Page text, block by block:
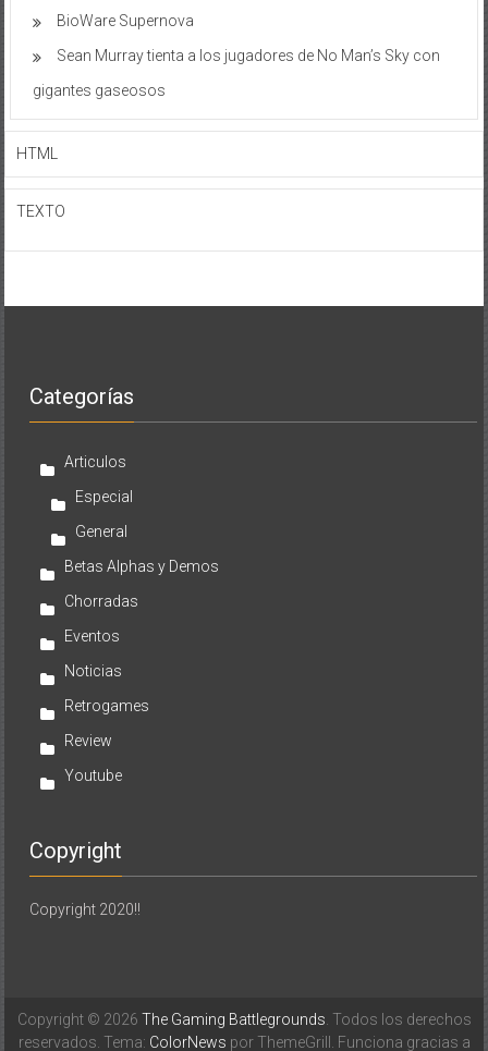
BioWare Supernova
Sean Murray tienta a los jugadores de No Man’s Sky con
gigantes gaseosos
HTML
TEXTO
Categorías
Articulos
Especial
General
Betas Alphas y Demos
Chorradas
Eventos
Noticias
Retrogames
Review
Youtube
Copyright
Copyright 2020!!
Copyright © 2026 The Gaming Battlegrounds. Todos los derechos
reservados. Tema: ColorNews por ThemeGrill. Funciona gracias a